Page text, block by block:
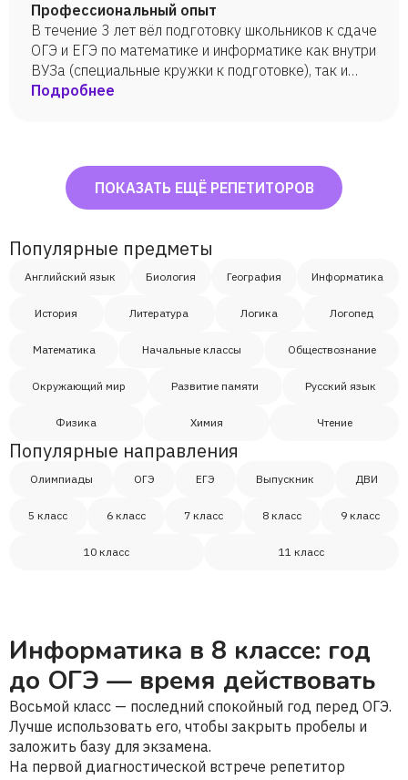
Довожу до нужных результатов.
Профессиональный опыт
В течение 3 лет вёл подготовку школьников к сдаче
ОГЭ и ЕГЭ по математике и информатике как внутри
ВУЗа (специальные кружки к подготовке), так и
индивидуально.
Подробнее
ПОКАЗАТЬ ЕЩЁ РЕПЕТИТОРОВ
Популярные предметы
Английский язык Биология География Информатика
История Литература Логика Логопед
Математика Начальные классы Обществознание
Окружающий мир Развитие памяти Русский язык
Физика Химия Чтение
Популярные направления
Олимпиады ОГЭ ЕГЭ Выпускник ДВИ
5 класс 6 класс 7 класс 8 класс 9 класс
10 класс 11 класс
Информатика в 8 классе: год
до ОГЭ — время действовать
Восьмой класс — последний спокойный год перед ОГЭ.
Лучше использовать его, чтобы закрыть пробелы и
заложить базу для экзамена.
На первой диагностической встрече репетитор